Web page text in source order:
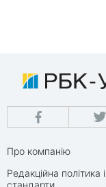
Про компанію
Редакційна політика і
стандарти